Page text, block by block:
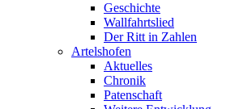
Geschichte
Wallfahrtslied
Der Ritt in Zahlen
Artelshofen
Aktuelles
Chronik
Patenschaft